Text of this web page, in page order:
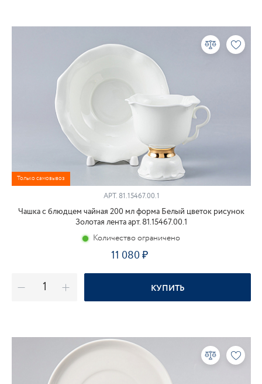
Только самовывоз
АРТ.81.15467.00.1
Чашка с блюдцем чайная 200 мл форма Белый цветок рисунок
Золотая лента арт. 81.15467.00.1
Количество ограничено
11 080
КУПИТЬ